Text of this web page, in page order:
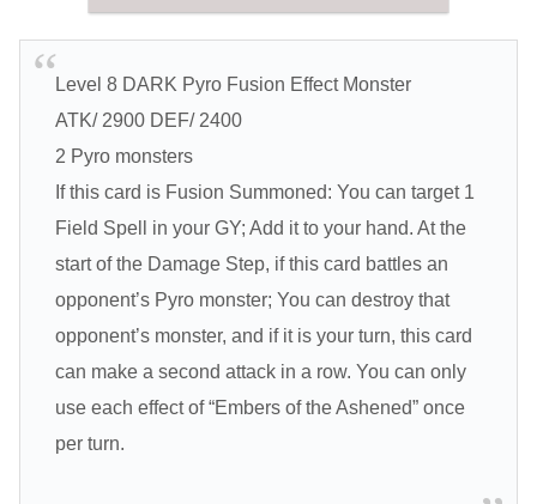
Level 8 DARK Pyro Fusion Effect Monster
ATK/ 2900 DEF/ 2400
2 Pyro monsters
If this card is Fusion Summoned: You can target 1
Field Spell in your GY; Add it to your hand. At the
start of the Damage Step, if this card battles an
opponent’s Pyro monster; You can destroy that
opponent’s monster, and if it is your turn, this card
can make a second attack in a row. You can only
use each effect of “Embers of the Ashened” once
per turn.